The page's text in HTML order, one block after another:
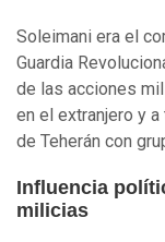
Soleimani era el
Guardia
de las acciones
en el extranjero y
de Teherán con
Influencia
milicias